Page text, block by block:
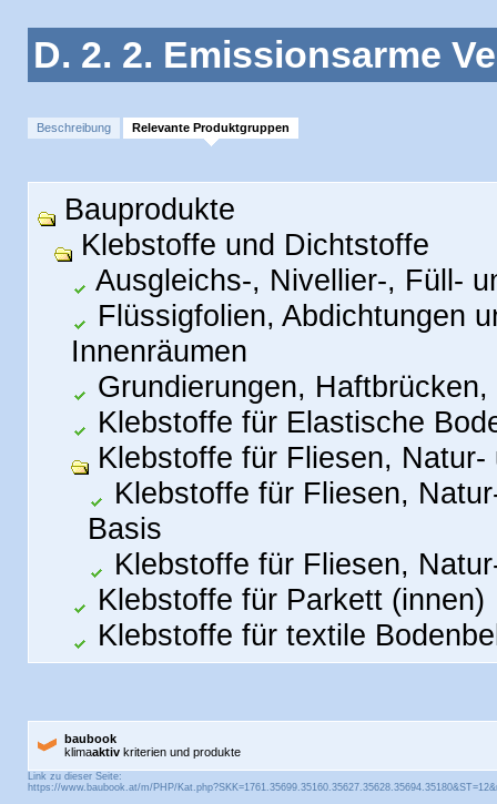
D. 2. 2. Emissionsarme
Beschreibung Relevante Produktgruppen
Bauprodukte
Klebstoffe und Dichtstoffe
Ausgleichs-, Nivellier-, Füll-
Flüssigfolien, Abdichtungen
Innenräumen
Grundierungen,
Klebstoffe für Elastische
Klebstoffe für Fliesen,
Klebstoffe für Fliesen,
Basis
Klebstoffe für Fliesen,
Klebstoffe für Parkett (innen)
Klebstoffe für textile
baubook
klimaaktiv kriterien und produkte
Link zu dieser Seite: